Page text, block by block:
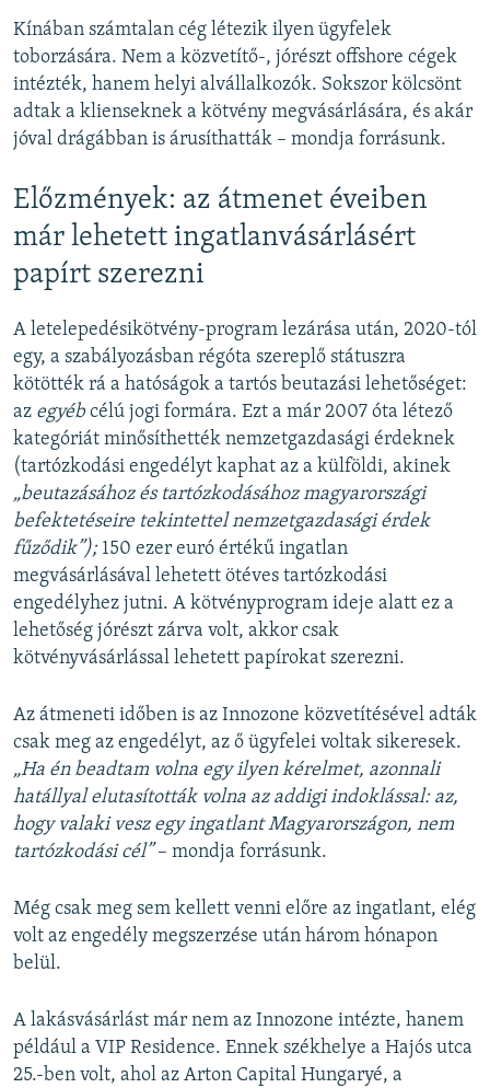
Kínában számtalan cég létezik ilyen ügyfelek
toborzására. Nem a közvetítő-, jórészt offshore cégek
intézték, hanem helyi alvállalkozók. Sokszor kölcsönt
adtak a klienseknek a kötvény megvásárlására, és akár
jóval drágábban is árusíthatták – mondja forrásunk.
Előzmények: az átmenet éveiben
már lehetett ingatlanvásárlásért
papírt szerezni
A letelepedésikötvény-program lezárása után, 2020-tól
egy, a szabályozásban régóta szereplő státuszra
kötötték rá a hatóságok a tartós beutazási lehetőséget:
az egyébcélú jogi formára. Ezt a már 2007 óta létező
kategóriát minősíthették nemzetgazdasági érdeknek
(tartózkodási engedélyt kaphat az a külföldi, akinek
„beutazásához és tartózkodásához magyarországi
befektetéseire tekintettel nemzetgazdasági érdek
fűződik”);150 ezer euró értékű ingatlan
megvásárlásával lehetett ötéves tartózkodási
engedélyhez jutni. A kötvényprogram ideje alatt ez a
lehetőség jórészt zárva volt, akkor csak
kötvényvásárlással lehetett papírokat szerezni.
Az átmeneti időben is az Innozone közvetítésével adták
csak meg az engedélyt, az ő ügyfelei voltak sikeresek.
„Ha én beadtam volna egy ilyen kérelmet, azonnali
hatállyal elutasították volna az addigi indoklással: az,
hogy valaki vesz egy ingatlant Magyarországon, nem
tartózkodási cél”– mondja forrásunk.
Még csak meg sem kellett venni előre az ingatlant, elég
volt az engedély megszerzése után három hónapon
belül.
A lakásvásárlást már nem az Innozone intézte, hanem
például a VIP Residence. Ennek székhelye a Hajós utca
25.-ben volt, ahol az Arton Capital Hungaryé, a